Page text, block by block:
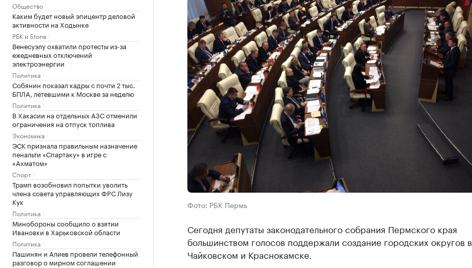
Общество
Каким будет новый эпицентр деловой
активности на Ходынке
РБК и Stone
Венесуэлу охватили протесты из-за
ежедневных отключений
электроэнергии
Политика
Собянин показал кадры с почти 2 тыс.
БПЛА, летевшими к Москве за неделю
Политика
В Хакасии на отдельных АЗС отменили
ограничения на отпуск топлива
Экономика
ЭСК признала правильным назначение
пенальти «Спартаку» в игре с
«Ахматом»
Спорт
Трамп возобновил попытки уволить
члена совета управляющих ФРС Лизу
Кук
Политика
Минобороны сообщило о взятии
Ивановки в Харьковской области
Политика
Пашинян и Алиев провели телефонный
разговор о мирном соглашении
Фото: РБК Пермь
Сегодня депутаты законодательного собрания Пермского края
большинством голосов поддержали создание городских округов в
Чайковском и Краснокамске.